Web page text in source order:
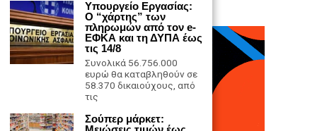
Υπουργείο Εργασίας:
Ο “χάρτης” των
πληρωμών από τον e-
ΕΦΚΑ και τη ΔΥΠΑ έως
τις 14/8
Συνολικά 56.756.000
ευρώ θα καταβληθούν σε
58.370 δικαιούχους, από
τις
Σούπερ μάρκετ: